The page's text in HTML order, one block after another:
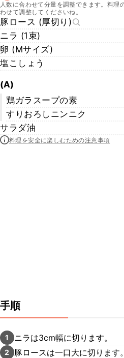
人数に合わせて分量を調整できます。料理
わせて調整してくださいね。
豚ロース (厚切り)
ニラ (1束)
卵 (Mサイズ)
塩こしょう
(A)
鶏ガラスープの素
すりおろしニンニク
サラダ油
料理を安全に楽しむための注意事項
手順
1 ニラは3cm幅に切ります。
2 豚ロースは一口大に切ります。